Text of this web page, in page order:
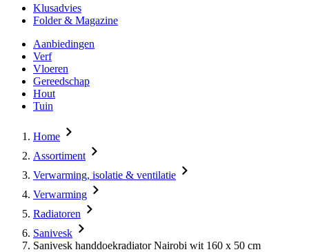
Klusadvies
Folder & Magazine
Aanbiedingen
Verf
Vloeren
Gereedschap
Hout
Tuin
Home
Assortiment
Verwarming, isolatie & ventilatie
Verwarming
Radiatoren
Sanivesk
Sanivesk handdoekradiator Nairobi wit 160 x 50 cm